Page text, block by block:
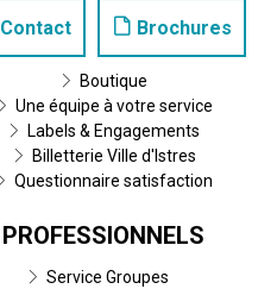
Contact Brochures
Boutique
Une équipe à votre service
Labels & Engagements
Billetterie Ville d'Istres
Questionnaire satisfaction
PROFESSIONNELS
Service Groupes